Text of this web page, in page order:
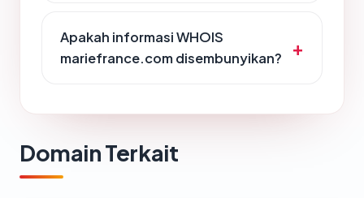
Apakah informasi WHOIS
mariefrance.com disembunyikan?
Domain Terkait